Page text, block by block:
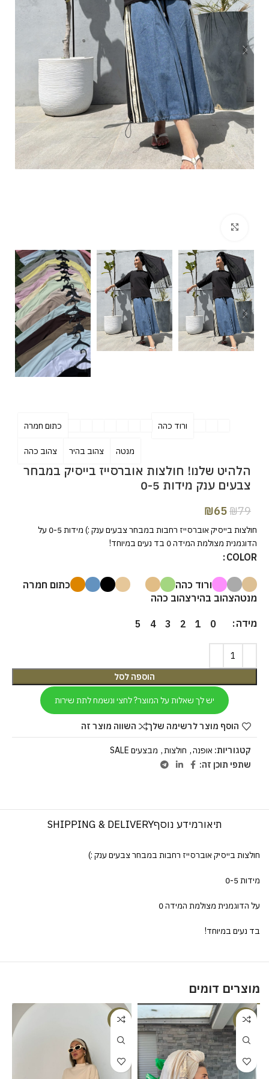
הלהיט שלנו! חולצות אוברסייז בייסיק במבחר
צבעים ענק מידות 0-5
ורוד כהה כתום חמרה
מנטה צהוב בהיר צהוב כהה
₪79
₪65
חולצות בייסיק אוברסייז רחבות במבחר צבעים ענק :) מידות 0-5 על
הדוגמנית מצולמת המידה 0 בד נעים במיוחד!
COLOR
ורוד כהה
כתום חמרה
מנטהצהוב בהירצהוב כהה
מידה 0
1
2
3
4
5
הוספה לסל
יש לך שאלות על המוצר? לחצי ונשמח לתת שירות
הוסף מוצר לרשימה שלך השווה מוצר זה
קטגוריות: אופנה, חולצות, מבצעים SALE
שתפי תוכן זה:
תיאורמידע נוסףSHIPPING & DELIVERY
חולצות בייסיק אוברסייז רחבות במבחר צבעים ענק :)
מידות 0-5
על הדוגמנית מצולמת המידה 0
בד נעים במיוחד!
מוצרים דומים
-23%
-18%